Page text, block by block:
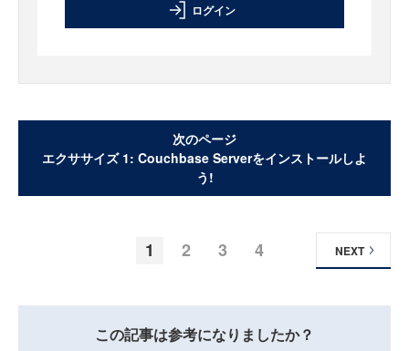
ログイン
次のページ
エクササイズ 1: Couchbase Serverをインストールしよ
う!
1 2 3 4 NEXT
この記事は参考になりましたか？